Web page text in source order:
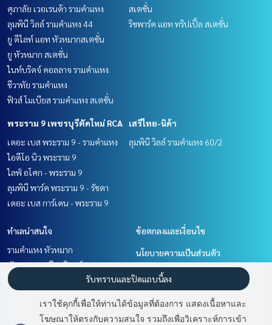
มี2คนกำลังดูประกาศนี้
ศุภาลัย เวอเรนด้า รามคำแหง
ลุมพินี วิลล์ รามคำแหง 44
ยู ดีไลท์ แอท หัวหมากสเตชั่น
ยู หัวหมาก สเตชั่น
ไนท์บริดจ์ คอลลาจ รามคำแหง
ชีวาทัย รามคำแหง
ฟิวส์ โมเบียส รามคำแหง สเตชั่น
สเตชั่น
ริชพาร์ค แอท ทริปเปิ้ล สเตชั่น
พระราม 9 เพชรบุรีตัดใหม่ RCA
เดอะ เบส พระราม 9 - รามคำแหง
ไอดีโอ นิว พระราม 9
ไลฟ์ อโศก - พระราม 9
ลุมพินี พาร์ค พระราม 9 - รัชดา
เดอะ เบส การ์เดน - พระราม 9
เสรีไทย-นิด้า
ลุมพินี วิลล์ รามคำแหง 60/2
ทำเลน่าสนใจ
รามคำแหง หัวหมาก
พัฒนาการ ศรีนครินทร์
พระราม 9 เพชรบุรีตัดใหม่ RCA
ข้อตกลงและเงื่อนไข
นโยบายความเป็นส่วนตัว
เกี่ยวกับเรา
วิธีการฝากขาย-เช่า
ติดต่อ
เราใช้คุกกี้เพื่อให้ท่านได้ข้อมูลที่ต้องการ แสดงเนื้อหาและ
โฆษณาให้ตรงกับความสนใจ รวมถึงเพื่อวิเคราะห์การเข้า
รับทราบและปิดแถบนี้ลง